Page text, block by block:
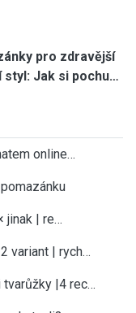
pro zdravější
styl: Jak si pochu…
online…
jinak | re…
variant | rych…
tvarůžky |4 rec…